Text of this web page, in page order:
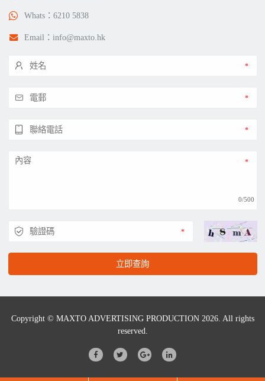
Whats： 6210 5838
Email： info@maxto.hk
0/500
立即查詢
Copyright © MAXTO ADVERTISING PRODUCTION 2026. All rights
reserved.